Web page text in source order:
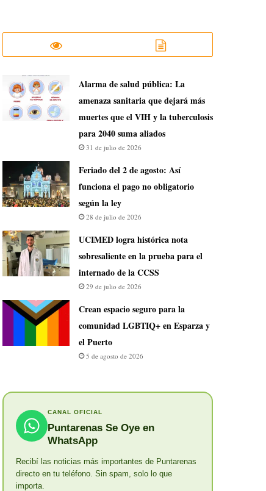
​Alarma de salud pública: La
amenaza sanitaria que dejará más
muertes que el VIH y la tuberculosis
para 2040 suma aliados
31 de julio de 2026
Feriado del 2 de agosto: Así
funciona el pago no obligatorio
según la ley
28 de julio de 2026
UCIMED logra histórica nota
sobresaliente en la prueba para el
internado de la CCSS
29 de julio de 2026
Crean espacio seguro para la
comunidad LGBTIQ+ en Esparza y
el Puerto
5 de agosto de 2026
CANAL OFICIAL
Puntarenas Se Oye en
WhatsApp
Recibí las noticias más importantes de Puntarenas
directo en tu teléfono. Sin spam, solo lo que
importa.